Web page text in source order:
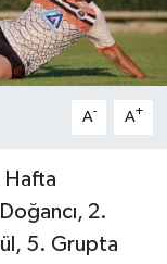
A- A+
Hafta
2.
5. Grupta